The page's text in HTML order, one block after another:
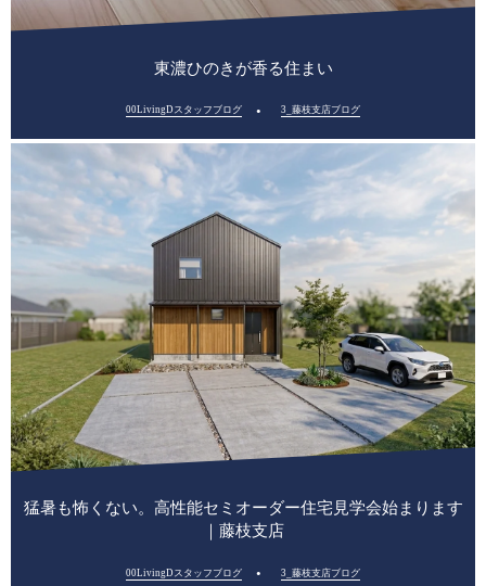
東濃ひのきが香る住まい
00LivingDスタッフブログ 3_藤枝支店ブログ
猛暑も怖くない。高性能セミオーダー住宅見学会始まります
｜藤枝支店
00LivingDスタッフブログ 3_藤枝支店ブログ